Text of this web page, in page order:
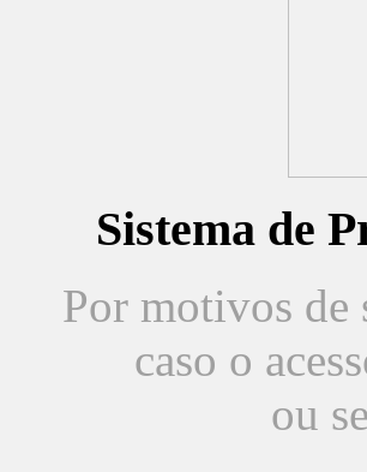
Sistema de
Por motivos de
caso o
ou